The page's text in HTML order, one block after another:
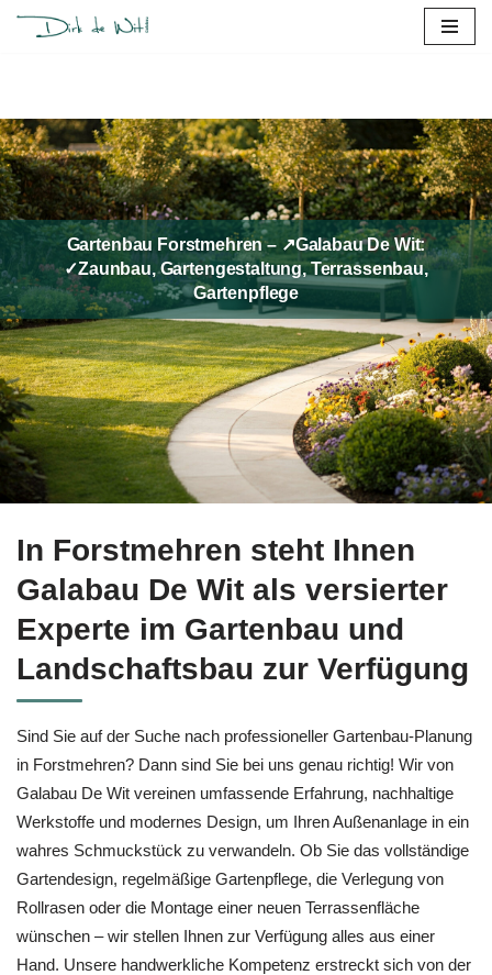
Gartenbau Forstmehren – ↗️Galabau De Wit:
✓Zaunbau, Gartengestaltung, Terrassenbau,
Gartenpflege
In Forstmehren steht Ihnen
Galabau De Wit als versierter
Experte im Gartenbau und
Landschaftsbau zur Verfügung
Sind Sie auf der Suche nach professioneller Gartenbau-Planung
in Forstmehren? Dann sind Sie bei uns genau richtig! Wir von
Galabau De Wit vereinen umfassende Erfahrung, nachhaltige
Werkstoffe und modernes Design, um Ihren Außenanlage in ein
wahres Schmuckstück zu verwandeln. Ob Sie das vollständige
Gartendesign, regelmäßige Gartenpflege, die Verlegung von
Rollrasen oder die Montage einer neuen Terrassenfläche
wünschen – wir stellen Ihnen zur Verfügung alles aus einer
Hand. Unsere handwerkliche Kompetenz erstreckt sich von der